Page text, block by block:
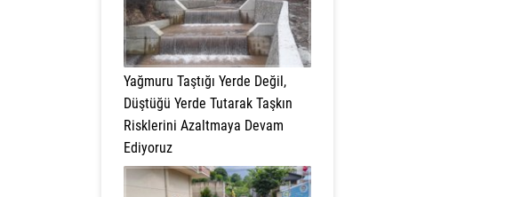
Yağmuru Taştığı Yerde Değil,
Düştüğü Yerde Tutarak Taşkın
Risklerini Azaltmaya Devam
Ediyoruz